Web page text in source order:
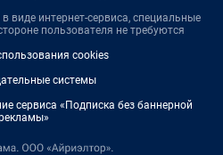
виде интернет-сервиса, специальные
пользователя не требуются
cookies
системы
сервиса «Подписка без баннерной